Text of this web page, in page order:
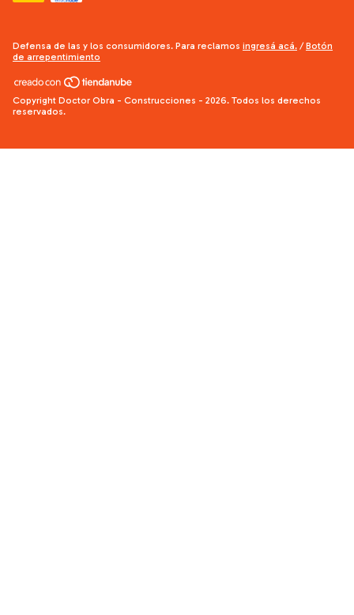
Defensa de las y los consumidores. Para reclamos ingresá acá. / Botón
de arrepentimiento
Copyright Doctor Obra - Construcciones - 2026. Todos los derechos
reservados.